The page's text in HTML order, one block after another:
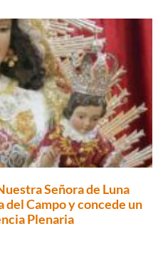
Señora de Luna
del Campo y concede un
Plenaria